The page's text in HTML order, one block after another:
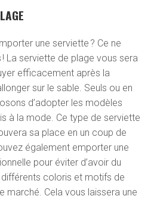
une serviette ? Ce ne
La serviette de plage vous sera
efficacement après la
sur le sable. Seuls ou en
d’adopter les modèles
à la mode. Ce type de serviette
sa place en un coup de
également emporter une
pour éviter d’avoir du
coloris et motifs de
marché. Cela vous laissera une